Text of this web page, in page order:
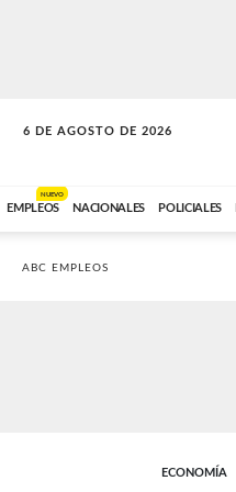
6 DE AGOSTO DE 2026
LA MOVIDA
EMPLEOS
NUEVO
NACIONALES POLICIALES
ABC EMPLEOS
ECONOMÍA